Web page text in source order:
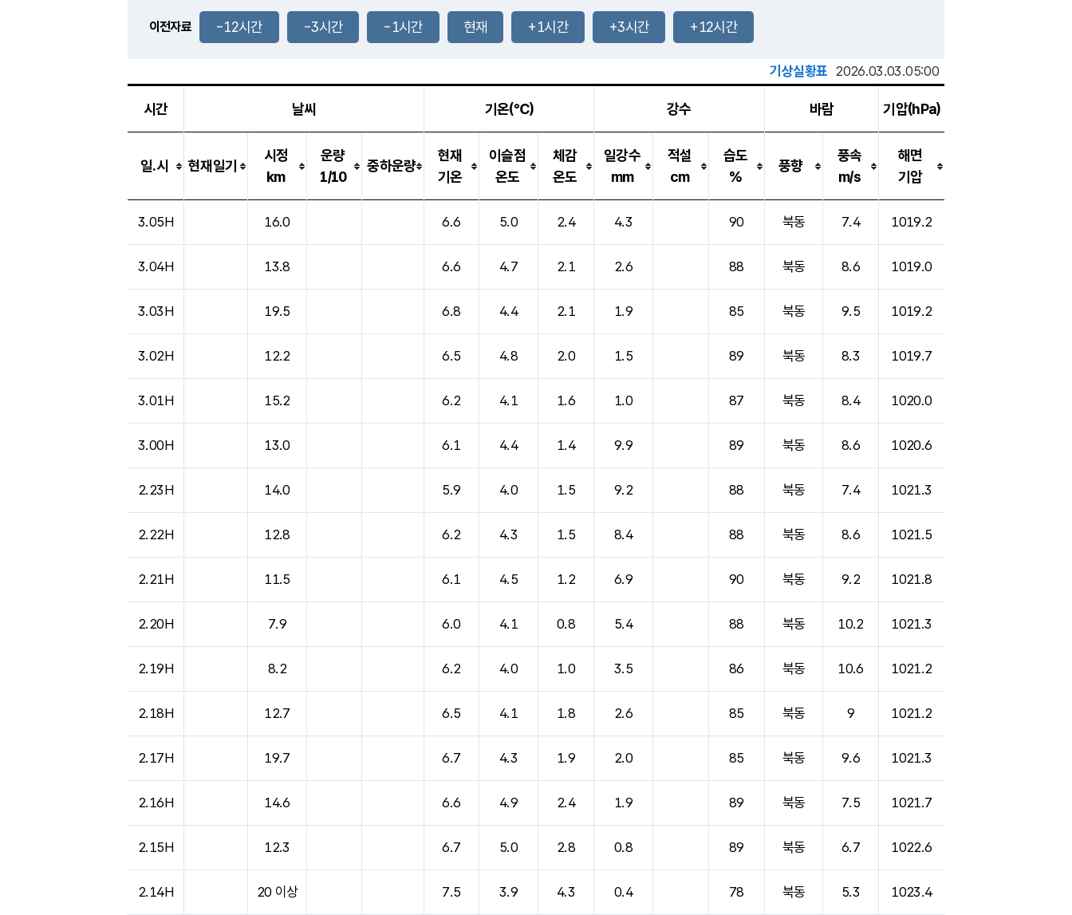
0.8m/s -mm
26.2
℃
-
27.8℃
0.0m/s
-mm
-mm
이전자료 -12시간 -3시간 -1시간 현재 +1시간 +3시간 +12시간
기상실황표 2026.03.03.05:00
시간 날씨 기온(℃) 강수 바람 기압(hPa)
일.시 현재일기
시정
km
운량
1/10
중하운량
현재
기온
이슬점
온도
체감
온도
일강수
mm
적설
cm
습도
%
풍향
풍속
m/s
해면
기압
3.05H 16.0 6.6 5.0 2.4 4.3 90 북동 7.4 1019.2
3.04H 13.8 6.6 4.7 2.1 2.6 88 북동 8.6 1019.0
3.03H 19.5 6.8 4.4 2.1 1.9 85 북동 9.5 1019.2
3.02H 12.2 6.5 4.8 2.0 1.5 89 북동 8.3 1019.7
3.01H 15.2 6.2 4.1 1.6 1.0 87 북동 8.4 1020.0
3.00H 13.0 6.1 4.4 1.4 9.9 89 북동 8.6 1020.6
2.23H 14.0 5.9 4.0 1.5 9.2 88 북동 7.4 1021.3
2.22H 12.8 6.2 4.3 1.5 8.4 88 북동 8.6 1021.5
2.21H 11.5 6.1 4.5 1.2 6.9 90 북동 9.2 1021.8
2.20H 7.9 6.0 4.1 0.8 5.4 88 북동 10.2 1021.3
2.19H 8.2 6.2 4.0 1.0 3.5 86 북동 10.6 1021.2
2.18H 12.7 6.5 4.1 1.8 2.6 85 북동 9 1021.2
2.17H 19.7 6.7 4.3 1.9 2.0 85 북동 9.6 1021.3
2.16H 14.6 6.6 4.9 2.4 1.9 89 북동 7.5 1021.7
2.15H 12.3 6.7 5.0 2.8 0.8 89 북동 6.7 1022.6
2.14H 20 이상 7.5 3.9 4.3 0.4 78 북동 5.3 1023.4